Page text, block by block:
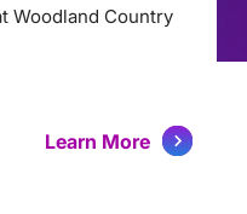
Woodland Country
Learn More